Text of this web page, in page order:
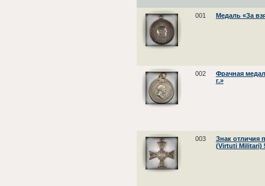
001 Медаль «За
002
Фрачная
г.»
003
Знак отличия
(Virtuti Militari)